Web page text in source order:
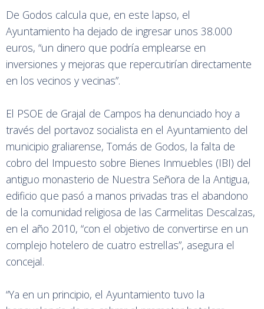
De Godos calcula que, en este lapso, el
Ayuntamiento ha dejado de ingresar unos 38.000
euros, “un dinero que podría emplearse en
inversiones y mejoras que repercutirían directamente
en los vecinos y vecinas”.
El PSOE de Grajal de Campos ha denunciado hoy a
través del portavoz socialista en el Ayuntamiento del
municipio graliarense, Tomás de Godos, la falta de
cobro del Impuesto sobre Bienes Inmuebles (IBI) del
antiguo monasterio de Nuestra Señora de la Antigua,
edificio que pasó a manos privadas tras el abandono
de la comunidad religiosa de las Carmelitas Descalzas,
en el año 2010, “con el objetivo de convertirse en un
complejo hotelero de cuatro estrellas”, asegura el
concejal.
“Ya en un principio, el Ayuntamiento tuvo la